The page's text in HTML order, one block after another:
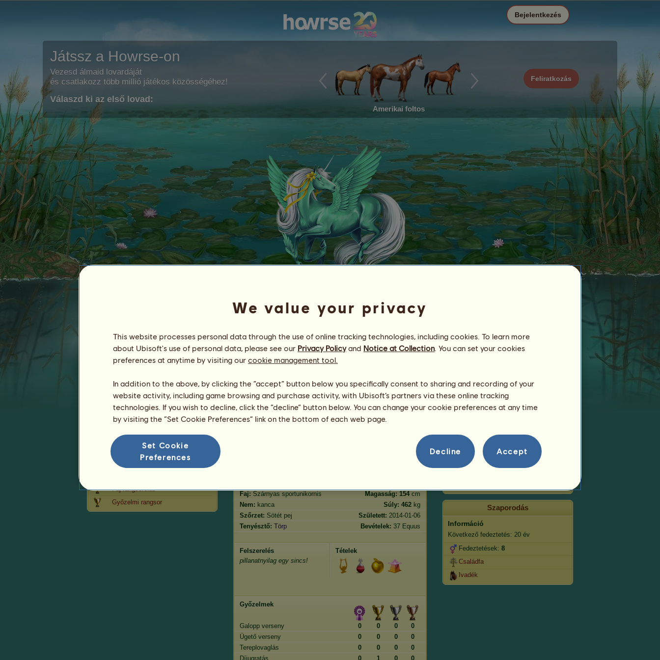
Játssz a Howrse-on
Vezesd álmaid lovardáját
és csatlakozz több millió játékos közösségéhez!
Válaszd ki az első lovad:
Amerikai foltos
Feliratkozás
Bejelentkezés
Rangidő :5158 nap
Általános rangsor : 28.
Pénztartalék : 1.044.190
Eddigi tulajdonosok
Rangsorolás
Faj rangsorolás
Győzelmi rangsor
ava szi zél
11:00
Egészség
100%
Hangulat
100%
Állóképesség
84.72
Gyorsaság
91.98
Díjlovaglás
69.26
Galopp
37.22
Faj: Szárnyas sportunikornis Magasság: 154 cm
Nem: kanca Súly: 462 kg
Szőrzet: Sötét pej Született: 2014-01-06
Tenyésztő: Törp Bevételek: 37 Equus
Felszerelés
pillanatnyilag egy sincs!
Tételek
Győzelmek
Galopp verseny 0 0 0
0
Ügető verseny
0 0 0
0
Tereplovaglás
0 0 0
0
Díjugratás
0 1 0 0
regisztrálva.
Gyorsaság
Díjlovaglás
Versenyek
Szaporodás
Információ
Következő fedeztetés: 20 év
Fedeztetések: 8
Családfa
Ivadék
We value your privacy
This website processes personal data through the use of online tracking technologies, including cookies. To learn more
about Ubisoft's use of personal data, please see our Privacy Policyand Notice at Collection. You can set your cookies
preferences at anytime by visiting our cookie management tool.
In addition to the above, by clicking the “accept” button below you specifically consent to sharing and recording of your
website activity, including game browsing and purchase activity, with Ubisoft’s partners via these online tracking
technologies. If you wish to decline, click the “decline” button below. You can change your cookie preferences at any time
by visiting the “Set Cookie Preferences” link on the bottom of each web page.
Set Cookie
Preferences
Decline Accept